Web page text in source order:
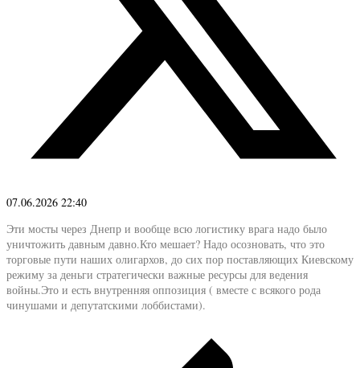
07.06.2026 22:40
Эти мосты через Днепр и вообще всю логистику врага надо было
уничтожить давным давно.Кто мешает? Надо осозновать, что это
торговые пути наших олигархов, до сих пор поставляющих Киевскому
режиму за деньги стратегически важные ресурсы для ведения
войны.Это и есть внутренняя оппозиция ( вместе с всякого рода
чинушами и депутатскими лоббистами).